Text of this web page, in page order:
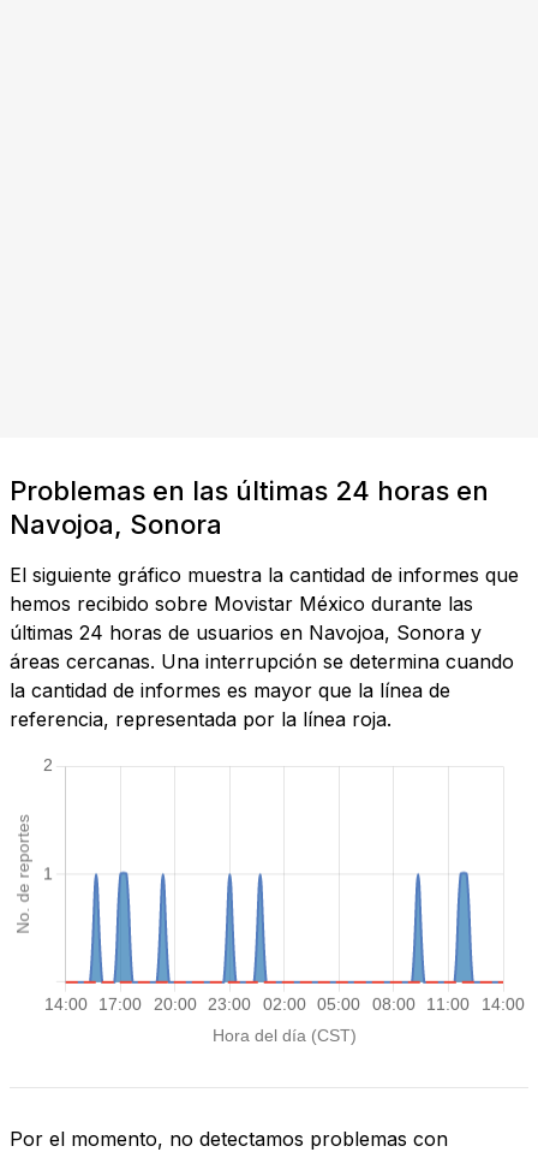
Problemas en las últimas 24 horas en
Navojoa, Sonora
El siguiente gráfico muestra la cantidad de informes que
hemos recibido sobre Movistar México durante las
últimas 24 horas de usuarios en Navojoa, Sonora y
áreas cercanas. Una interrupción se determina cuando
la cantidad de informes es mayor que la línea de
referencia, representada por la línea roja.
Por el momento, no detectamos problemas con